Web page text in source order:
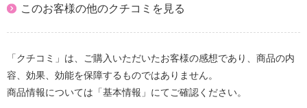
このお客様の他のクチコミを見る
「クチコミ」は、ご購入いただいたお客様の感想であり、商品の内
容、効果、効能を保障するものではありません。
商品情報については「基本情報」にてご確認ください。